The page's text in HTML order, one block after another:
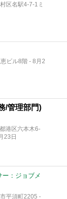
区名駅4-7-1ミ
ビル8階 - 8月2
/管理部門)
港区六本木6-
23日
ー：ジョブメ
平須町2205 -